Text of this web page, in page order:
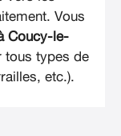
Vous
Coucy-le-
tous types de
etc.).